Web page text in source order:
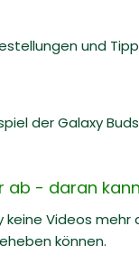
und
der Galaxy
ab - daran
Videos
können.